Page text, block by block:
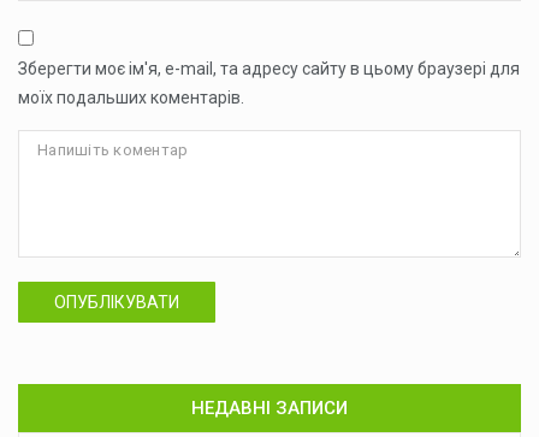
Зберегти моє ім'я, e-mail, та адресу сайту в цьому браузері для
моїх подальших коментарів.
ОПУБЛІКУВАТИ
НЕДАВНІ ЗАПИСИ